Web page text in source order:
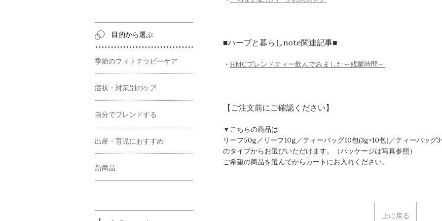
■ハーブと暮らしnote関連記事■
・ HMCブレンドティー飲んでみました～残業時間～
【ご注文前にご確認ください】
▼こちらの商品は
リーフ50g／リーフ10g／ティーバッグ10包(3g×10包)／ティーバッグ3
のタイプからお選びいただけます。（パッケージは写真参照）
ご希望の商品を選んでからカートにお入れください。
上に戻る
目的から選ぶ
季節のフィトテラピーケア
症状・対策別のケア
自分でブレンドする
出産・育児におすすめ
新商品